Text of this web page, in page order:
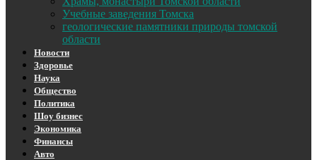
Учебные заведения Томска
геологические памятники природы томской
области
Новости
Здоровье
Наука
Общество
Политика
Шоу бизнес
Экономика
Финансы
Авто